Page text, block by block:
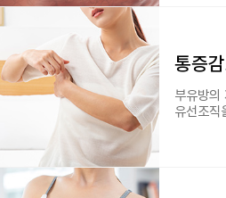
통증
부유방의
유선조직